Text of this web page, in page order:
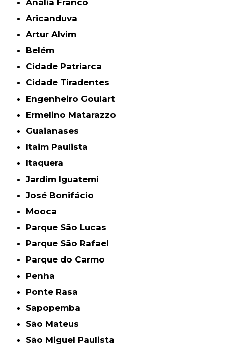
Anália Franco
Aricanduva
Artur Alvim
Belém
Cidade Patriarca
Cidade Tiradentes
Engenheiro Goulart
Ermelino Matarazzo
Guaianases
Itaim Paulista
Itaquera
Jardim Iguatemi
José Bonifácio
Mooca
Parque São Lucas
Parque São Rafael
Parque do Carmo
Penha
Ponte Rasa
Sapopemba
São Mateus
São Miguel Paulista